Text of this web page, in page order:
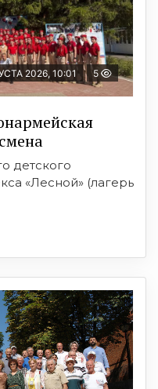
2026, 10:01 5
детского
«Лесной» (лагерь